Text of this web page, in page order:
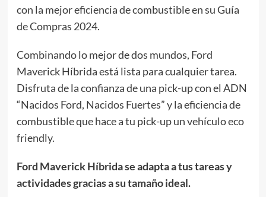
con la mejor eficiencia de combustible en su Guía
de Compras 2024.
Combinando lo mejor de dos mundos, Ford
Maverick Híbrida está lista para cualquier tarea.
Disfruta de la confianza de una pick-up con el ADN
“Nacidos Ford, Nacidos Fuertes” y la eficiencia de
combustible que hace a tu pick-up un vehículo eco
friendly.
Ford Maverick Híbrida se adapta a tus tareas y
actividades gracias a su tamaño ideal.